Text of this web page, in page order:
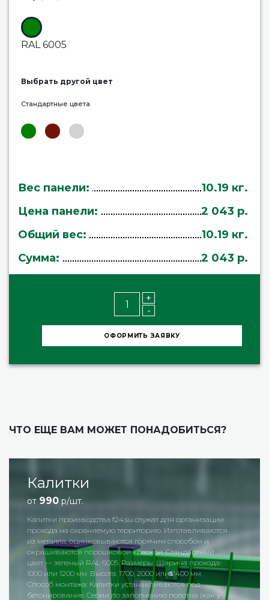
RAL 6005
Выбрать другой цвет
Стандартные цвета
Вес панели:
10.19 кг.
Цена панели:
2 043 р.
Общий вес:
10.19 кг.
Сумма:
2 043 р.
+
-
ОФОРМИТЬ ЗАЯВКУ
ЧТО ЕЩЕ ВАМ МОЖЕТ ПОНАДОБИТЬСЯ?
для организации
Изготавливаются
способом и
Стандартный
Ширина прохода:
или 2400 мм.
под
полотна (как у
Металлические столбы для
изготавливаются из
оцинковываются горячим
порошковой краской.
RAL 6005. За дополнительную
в другие цвета (например,
Типы столбов: С фланцем —
или бетонный фундамент.